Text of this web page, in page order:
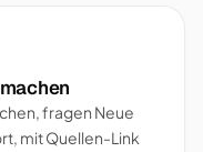
fragen Neue
mit Quellen-Link